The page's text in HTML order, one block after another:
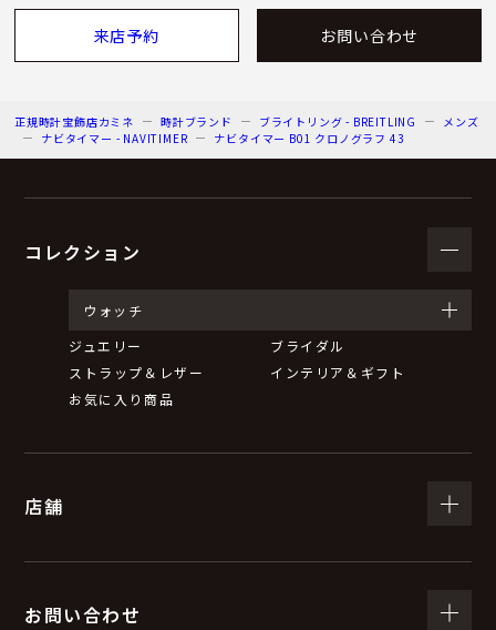
来店予約 お問い合わせ
正規時計宝飾店カミネ 時計ブランド ブライトリング - BREITLING
メンズ
ナビタイマー - NAVITIMER
ナビタイマー B01 クロノグラフ 43
コレクション
ウォッチ
ジュエリー
ブライダル
ストラップ＆レザー
インテリア＆ギフト
お気に入り商品
店舗
お問い合わせ